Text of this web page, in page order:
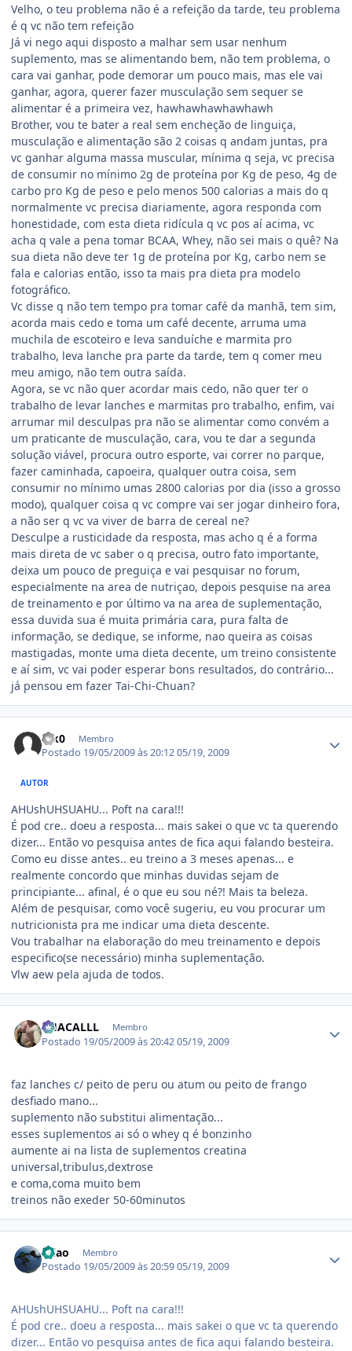
Velho, o teu problema não é a refeição da tarde, teu problema
é q vc não tem refeição
Já vi nego aqui disposto a malhar sem usar nenhum
suplemento, mas se alimentando bem, não tem problema, o
cara vai ganhar, pode demorar um pouco mais, mas ele vai
ganhar, agora, querer fazer musculação sem sequer se
alimentar é a primeira vez, hawhawhawhawhawh
Brother, vou te bater a real sem encheção de linguiça,
musculação e alimentação são 2 coisas q andam juntas, pra
vc ganhar alguma massa muscular, mínima q seja, vc precisa
de consumir no mínimo 2g de proteína por Kg de peso, 4g de
carbo pro Kg de peso e pelo menos 500 calorias a mais do q
normalmente vc precisa diariamente, agora responda com
honestidade, com esta dieta ridícula q vc pos aí acima, vc
acha q vale a pena tomar BCAA, Whey, não sei mais o quê? Na
sua dieta não deve ter 1g de proteína por Kg, carbo nem se
fala e calorias então, isso ta mais pra dieta pra modelo
fotográfico.
Vc disse q não tem tempo pra tomar café da manhã, tem sim,
acorda mais cedo e toma um café decente, arruma uma
muchila de escoteiro e leva sanduíche e marmita pro
trabalho, leva lanche pra parte da tarde, tem q comer meu
meu amigo, não tem outra saída.
Agora, se vc não quer acordar mais cedo, não quer ter o
trabalho de levar lanches e marmitas pro trabalho, enfim, vai
arrumar mil desculpas pra não se alimentar como convém a
um praticante de musculação, cara, vou te dar a segunda
solução viável, procura outro esporte, vai correr no parque,
fazer caminhada, capoeira, qualquer outra coisa, sem
consumir no mínimo umas 2800 calorias por dia (isso a grosso
modo), qualquer coisa q vc compre vai ser jogar dinheiro fora,
a não ser q vc va viver de barra de cereal ne?
Desculpe a rusticidade da resposta, mas acho q é a forma
mais direta de vc saber o q precisa, outro fato importante,
deixa um pouco de preguiça e vai pesquisar no forum,
especialmente na area de nutriçao, depois pesquise na area
de treinamento e por último va na area de suplementação,
essa duvida sua é muita primária cara, pura falta de
informação, se dedique, se informe, nao queira as coisas
mastigadas, monte uma dieta decente, um treino consistente
e aí sim, vc vai poder esperar bons resultados, do contrário...
já pensou em fazer Tai-Chi-Chuan?
K!k0 Membro
Postado 19/05/2009 às 20:1205/19, 2009
AUTOR
AHUshUHSUAHU... Poft na cara!!!
É pod cre.. doeu a resposta... mais sakei o que vc ta querendo
dizer... Então vo pesquisa antes de fica aqui falando besteira.
Como eu disse antes.. eu treino a 3 meses apenas... e
realmente concordo que minhas duvidas sejam de
principiante... afinal, é o que eu sou né?! Mais ta beleza.
Além de pesquisar, como você sugeriu, eu vou procurar um
nutricionista pra me indicar uma dieta descente.
Vou trabalhar na elaboração do meu treinamento e depois
especifico(se necessário) minha suplementação.
Vlw aew pela ajuda de todos.
CHACALLL Membro
Postado 19/05/2009 às 20:4205/19, 2009
faz lanches c/ peito de peru ou atum ou peito de frango
desfiado mano...
suplemento não substitui alimentação...
esses suplementos ai só o whey q é bonzinho
aumente ai na lista de suplementos creatina
universal,tribulus,dextrose
e coma,coma muito bem
treinos não exeder 50-60minutos
erlao Membro
Postado 19/05/2009 às 20:5905/19, 2009
AHUshUHSUAHU... Poft na cara!!!
É pod cre.. doeu a resposta... mais sakei o que vc ta querendo
dizer... Então vo pesquisa antes de fica aqui falando besteira.